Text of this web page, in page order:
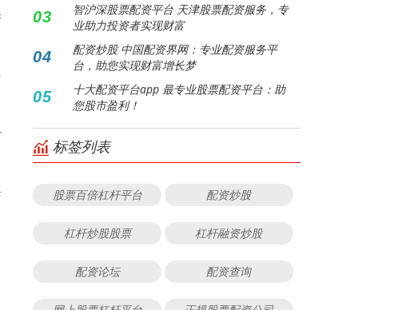
03
智沪深股票配资平台 天津股票配资服务，专
业助力投资者实现财富
04
配资炒股 中国配资界网：专业配资服务平
台，助您实现财富增长梦
05
十大配资平台app 最专业股票配资平台：助
您股市盈利！
标签列表
股票百倍杠杆平台 配资炒股
杠杆炒股股票 杠杆融资炒股
配资论坛 配资查询